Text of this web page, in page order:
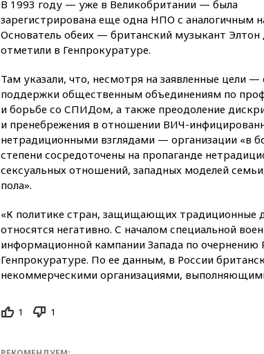
В 1993 году — уже в Великобритании — была
зарегистрирована еще одна НПО с аналогичным
Основатель обеих — британский музыкант
отметили в Генпрокуратуре.
Там указали, что, несмотря на заявленные цели —
поддержки общественным объединениям по
и борьбе со СПИДом, а также преодоление
и пренебрежения в отношении ВИЧ-
нетрадиционными взглядами — организации «в
степени сосредоточены на пропаганде
сексуальных отношений, западных моделей
пола».
«К политике стран, защищающих традиционные
относятся негативно. С началом специальной
информационной кампании Запада по очернению
Генпрокуратуре. По ее данным, в России
некоммерческими организациями,
1 1